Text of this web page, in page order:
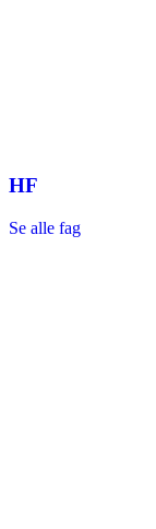
HF
Se alle fag